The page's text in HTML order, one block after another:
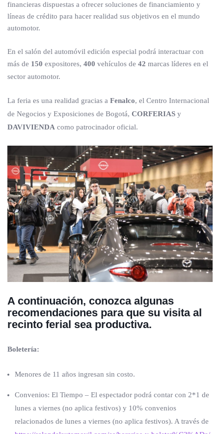
financieras dispuestas a ofrecer soluciones de financiamiento y
líneas de crédito para hacer realidad sus objetivos en el mundo
automotor.
En el salón del automóvil edición especial podrá interactuar con
más de 150 expositores, 400 vehículos de 42 marcas líderes en el
sector automotor.
La feria es una realidad gracias a Fenalco, el Centro Internacional
de Negocios y Exposiciones de Bogotá, CORFERIAS y
DAVIVIENDA como patrocinador oficial.
A continuación, conozca algunas
recomendaciones para que su visita al
recinto ferial sea productiva.
Boletería:
Menores de 11 años ingresan sin costo.
Convenios: El Tiempo – El espectador podrá contar con 2*1 de
lunes a viernes (no aplica festivos) y 10% convenios
relacionados de lunes a viernes (no aplica festivos). A través de